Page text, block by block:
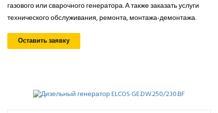
газового или сварочного генератора. А также заказать услуги
технического обслуживания, ремонта, монтажа-демонтажа.
Оставить заявку